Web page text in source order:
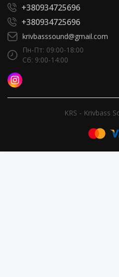
+380934725696
+380934725696
krivbasssound@gmail.com
Пн-Пт: 09:00-18:00
Сб: 9:00-14:00
KRS - Krivbass